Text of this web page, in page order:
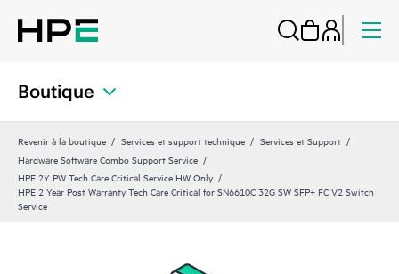
Boutique
Revenir à la boutique Services et support technique
Services et Support
Hardware Software Combo Support Service
HPE 2Y PW Tech Care Critical Service HW Only
HPE 2 Year Post Warranty Tech Care Critical for SN6610C 32G SW SFP+ FC V2 Switch
Service